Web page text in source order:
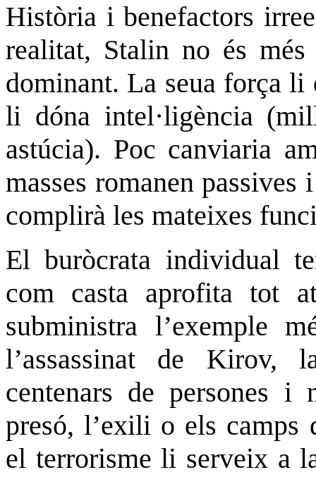
Història i benefactors
realitat, Stalin no és
dominant. La seua força li
li dóna intel·ligència
astúcia). Poc canviaria
masses romanen
complirà les mateixes
El buròcrata individual
com casta aprofita tot
subministra l’exemple
l’assassinat de Kirov,
centenars de persones i
presó, l’exili o els camps
el terrorisme li serveix a